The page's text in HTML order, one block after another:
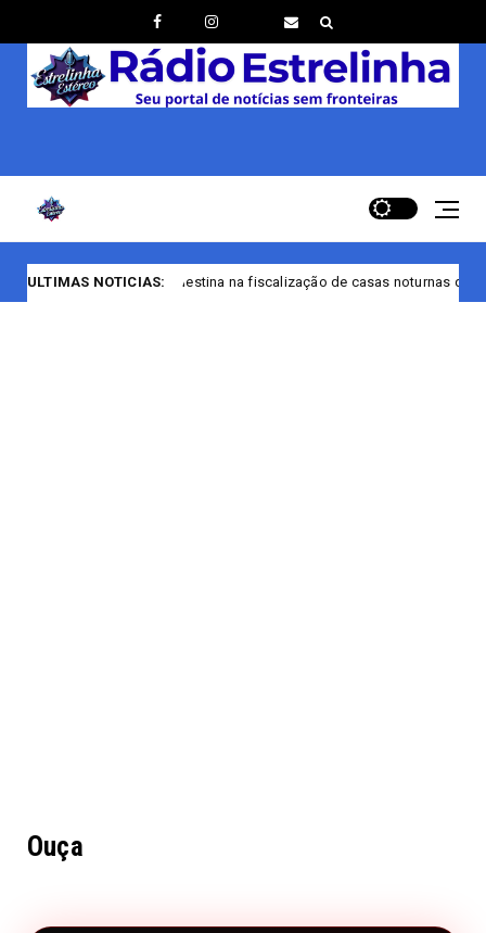
ULTIMAS NOTICIAS:
na fiscalização de casas noturnas de Manaus/AM Bandeira
Ouça